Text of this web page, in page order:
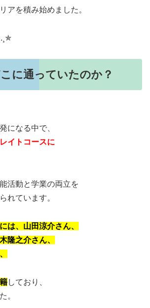
アを積み始めました。
に通っていたのか？
になる中で、
イトコースに
活動と学業の両立を
れています。
は、山田涼介さん、
隆之介さん、
しており、
。